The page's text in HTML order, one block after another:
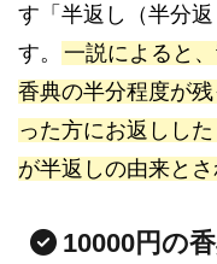
す「半返し（半分
す。 一説によると
香典の半分程度が
った方にお返しし
が半返しの由来と
10000円の